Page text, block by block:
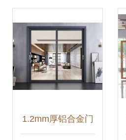
1.2mm厚铝合金门